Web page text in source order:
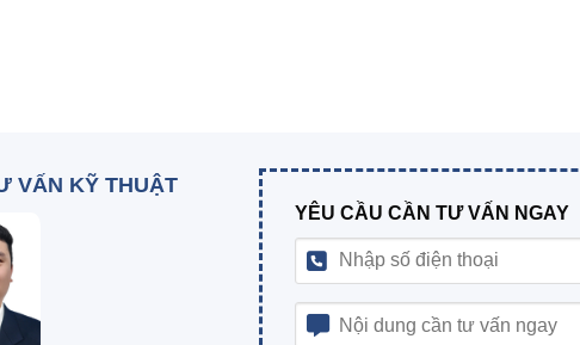
VẤN KỸ THUẬT
YÊU CẦU CẦN TƯ VẤN NGAY